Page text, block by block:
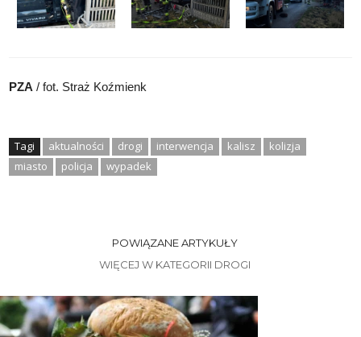
PZA / fot. Straż Koźmienk
Tagi aktualności drogi interwencja kalisz
kolizja
miasto
policja wypadek
POWIĄZANE ARTYKUŁY
WIĘCEJ W KATEGORII DROGI